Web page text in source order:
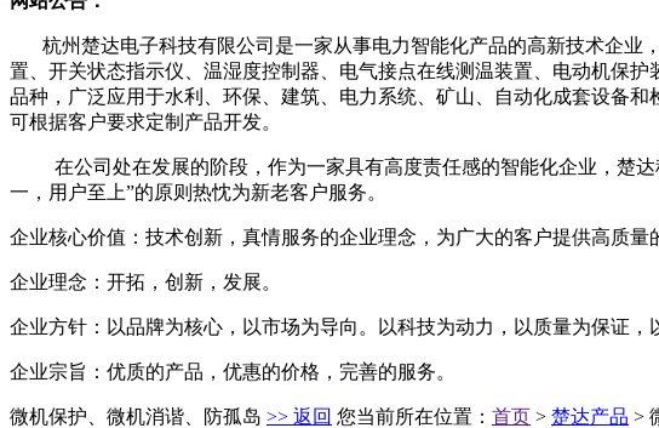
杭州楚达电子科技有限公司是一家从事电力智能化产品的高新技术企
置、开关状态指示仪、温湿度控制器、电气接点在线测温装置、电动机保护
品种，广泛应用于水利、环保、建筑、电力系统、矿山、自动化成套设备
可根据客户要求定制产品开发。
在公司处在发展的阶段，作为一家具有高度责任感的智能化企业，楚
一，用户至上”的原则热忱为新老客户服务。
企业核心价值：技术创新，真情服务的企业理念，为广大的客户提供高质
企业理念：开拓，创新，发展。
企业方针：以品牌为核心，以市场为导向。以科技为动力，以质量为保证，
企业宗旨：优质的产品，优惠的价格，完善的服务。
微机保护、微机消谐、防孤岛 >> 返回 您当前所在位置： 首页 > 楚达产品 >